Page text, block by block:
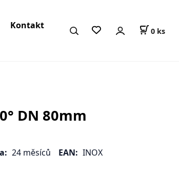
Kontakt 0 ks
DN 80mm
24 měsíců EAN: INOX